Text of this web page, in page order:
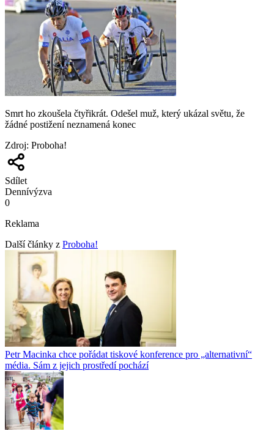
Smrt ho zkoušela čtyřikrát. Odešel muž, který ukázal světu, že
žádné postižení neznamená konec
Zdroj: Proboha!
Sdílet
Dennívýzva
0
Reklama
Další články z Proboha!
Petr Macinka chce pořádat tiskové konference pro „alternativní“
média. Sám z jejich prostředí pochází